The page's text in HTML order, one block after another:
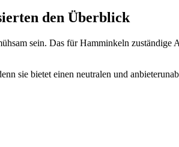
den Überblick
sein. Das für Hamminkeln zuständige
sie bietet einen neutralen und